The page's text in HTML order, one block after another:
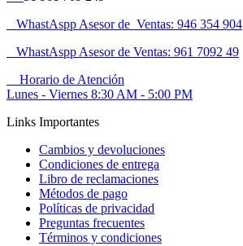
WhastAspp Asesor de Ventas: 946 354 904
WhastAspp Asesor de Ventas: 961 7092 49
Horario de Atención
Lunes - Viernes 8:30 AM - 5:00 PM
Links Importantes
Cambios y devoluciones
Condiciones de entrega
Libro de reclamaciones
Métodos de pago
Políticas de privacidad
Preguntas frecuentes
Términos y condiciones